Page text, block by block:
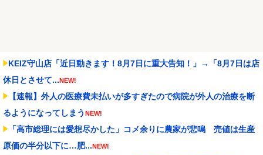
KEIZ守山店「近日動きます！8月7日に重大告知！」→「8月7日は店
休日とさせて...NEW!
【速報】外人の医療費未払いが多すぎたので病院が外人の治療を断
るようになってしまう NEW!
「高市総理には愛想尽かした」コメ余りに農家が悲鳴 売値は生産
原価の半分以下に…肥...NEW!